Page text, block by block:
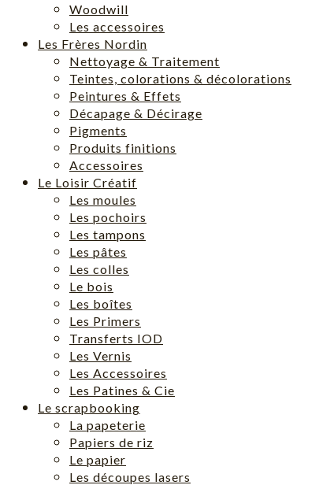
Woodwill
Les accessoires
Les Frères Nordin
Nettoyage & Traitement
Teintes, colorations & décolorations
Peintures & Effets
Décapage & Décirage
Pigments
Produits finitions
Accessoires
Le Loisir Créatif
Les moules
Les pochoirs
Les tampons
Les pâtes
Les colles
Le bois
Les boîtes
Les Primers
Transferts IOD
Les Vernis
Les Accessoires
Les Patines & Cie
Le scrapbooking
La papeterie
Papiers de riz
Le papier
Les découpes lasers